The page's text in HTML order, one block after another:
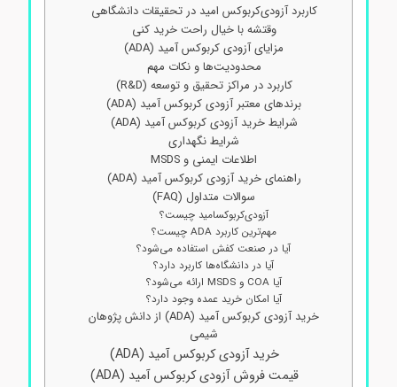
کاربرد آزودی‌کربوکس امید در تحقیقات دانشگاهی
وقتشه با خیال راحت خرید کنی
مزایای آزودی‌ کربوکس آمید (ADA)
محدودیت‌ها و نکات مهم
کاربرد در مراکز تحقیق و توسعه (R&D)
برندهای معتبر آزودی‌ کربوکس آمید (ADA)
شرایط خرید آزودی‌ کربوکس آمید (ADA)
شرایط نگهداری
اطلاعات ایمنی و MSDS
راهنمای خرید آزودی‌ کربوکس آمید (ADA)
سوالات متداول (FAQ)
آزودی‌کربوکسامید چیست؟
مهم‌ترین کاربرد ADA چیست؟
آیا در صنعت کفش استفاده می‌شود؟
آیا در دانشگاه‌ها کاربرد دارد؟
آیا امکان خرید عمده وجود دارد؟
خرید آزودی‌ کربوکس آمید (ADA) از دانش پژوهان
شیمی
خرید آزودی‌ کربوکس آمید (ADA)
قیمت فروش آزودی‌ کربوکس آمید (ADA)